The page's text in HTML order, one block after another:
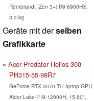
Rembrandt (Zen 3+) R9 6900HX,
3.3 kg
Geräte mit derselben
Grafikkarte
Acer Predator Helios 300
PH315-55-98R7
GeForce RTX 3070 Ti Laptop GPU,
Alder Lake-P i9-12900H, 15.60",